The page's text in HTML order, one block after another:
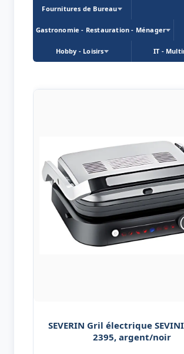
Fournitures de Bureau
Gastronomie - Restauration - Ménager
Hobby - Loisirs IT -
SEVERIN Gril électrique
2395, argent/noir